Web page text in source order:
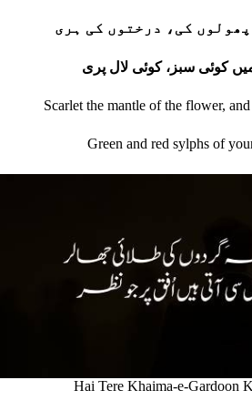
کی، درختوں کی ہری
کوئی سبز، کوئی لال پری
Scarlet the mantle of the flower,
Green and red sylphs of
Hai Tere Khaima-e-Gardoon